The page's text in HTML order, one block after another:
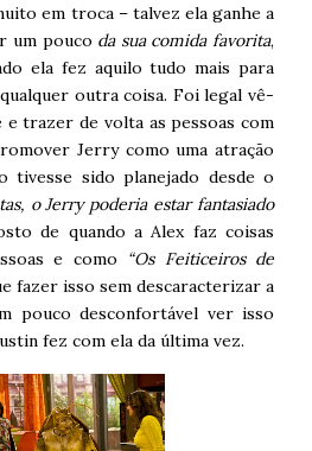
em troca – talvez ela ganhe a
um pouco da sua comida favorita,
ela fez aquilo tudo mais para
outra coisa. Foi legal vê-
trazer de volta as pessoas com
Jerry como uma atração
tivesse sido planejado desde o
o Jerry poderia estar fantasiado
de quando a Alex faz coisas
e como
“Os Feiticeiros de
fazer isso sem descaracterizar a
pouco desconfortável ver isso
fez com ela da última vez.